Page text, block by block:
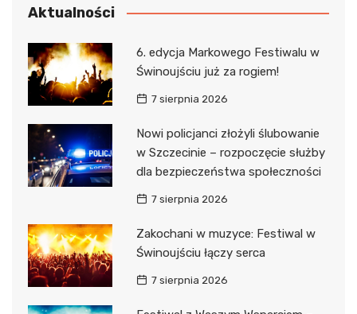
Aktualności
6. edycja Markowego Festiwalu w
Świnoujściu już za rogiem!
7 sierpnia 2026
Nowi policjanci złożyli ślubowanie
w Szczecinie – rozpoczęcie służby
dla bezpieczeństwa społeczności
7 sierpnia 2026
Zakochani w muzyce: Festiwal w
Świnoujściu łączy serca
7 sierpnia 2026